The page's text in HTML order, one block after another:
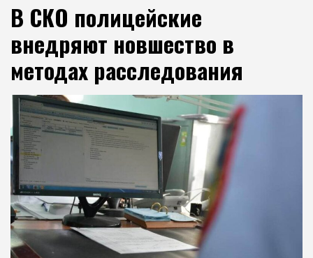
В СКО полицейские
внедряют новшество в
методах расследования